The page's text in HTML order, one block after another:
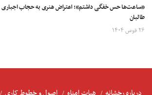
«ساعت‌ها حس خفگی داشتم»؛ اعتراض هنری به حجاب اجباری
طالبان
۲۶ قوس ۱۴۰۴